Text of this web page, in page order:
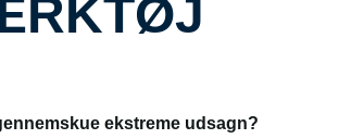
og gennemskue